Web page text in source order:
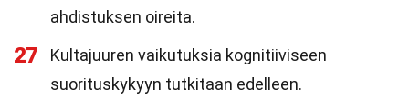
ahdistuksen oireita.
27
Kultajuuren vaikutuksia kognitiiviseen
suorituskykyyn tutkitaan edelleen.